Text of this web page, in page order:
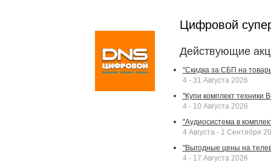
Цифровой
Действующие
"Скидка за СБП на
4 - 31 Августа 2026
"Купи комплект техники
4 - 10 Августа 2026
"Аудиосистема в
4 Августа - 1 Сентября
"Выгодные цены на
4 - 17 Августа 2026